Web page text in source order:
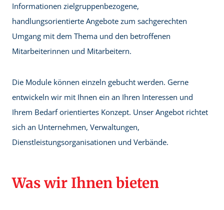
Informationen zielgruppenbezogene,
handlungsorientierte Angebote zum sachgerechten
Umgang mit dem Thema und den betroffenen
Mitarbeiterinnen und Mitarbeitern.
Die Module können einzeln gebucht werden. Gerne
entwickeln wir mit Ihnen ein an Ihren Interessen und
Ihrem Bedarf orientiertes Konzept. Unser Angebot richtet
sich an Unternehmen, Verwaltungen,
Dienstleistungsorganisationen und Verbände.
Was wir Ihnen bieten